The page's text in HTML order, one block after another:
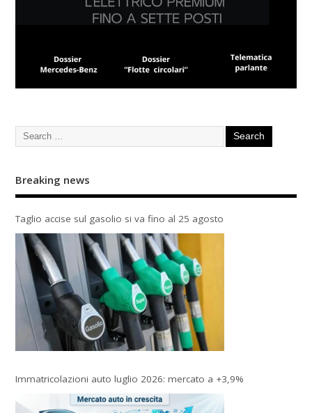
Breaking news
Taglio accise sul gasolio si va fino al 25 agosto
Immatricolazioni auto luglio 2026: mercato a +3,9%